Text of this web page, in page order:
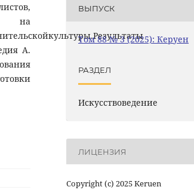
А.
ВЫПУСК
Том 88 № 3 (2025): Керуен
РАЗДЕЛ
Искусствоведение
ЛИЦЕНЗИЯ
Copyright (c) 2025 Keruen